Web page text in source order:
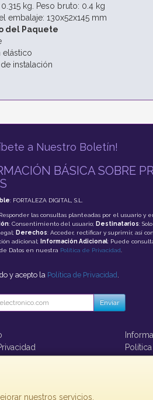
kg. Peso bruto: 0.4 kg
embalaje: 130x52x145 mm
del Paquete
elástico
instalación
nuestros servicios.
a Nuestro Boletín!
BÁSICA SOBRE
: FORTALEZA DIGITAL, S.L.
las consultas planteadas por el usuario y
: Consentimiento del usuario; Destinatarios:
Derechos: Acceder, rectificar y suprimir, así
adicional;
Información Adicional: Puede
Datos en nuestra Política de Privacidad.
y acepto la Política de Privacidad .
Enviar